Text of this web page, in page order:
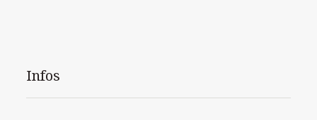
Infos